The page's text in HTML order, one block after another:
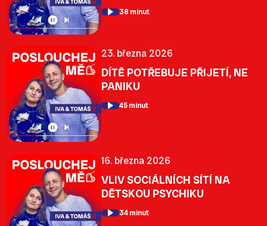
38 minut
23. března 2026
DÍTĚ POTŘEBUJE PŘIJETÍ, NE
PANIKU
45 minut
16. března 2026
VLIV SOCIÁLNÍCH SÍTÍ NA
DĚTSKOU PSYCHIKU
34 minut